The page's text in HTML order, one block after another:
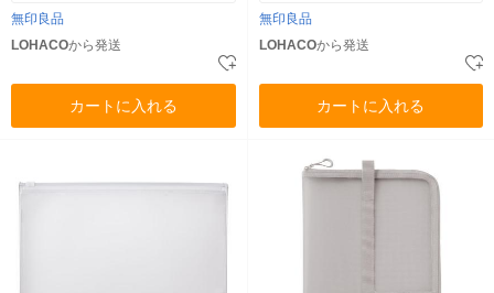
無印良品
LOHACOから発送
カートに入れる
無印良品
LOHACOから発送
カートに入れる